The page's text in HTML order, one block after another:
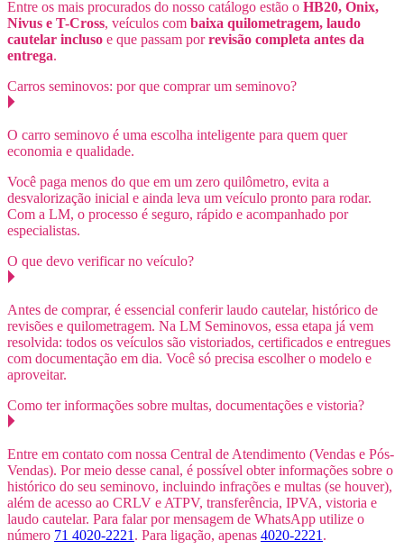
Entre os mais procurados do nosso catálogo estão o HB20, Onix,
Nivus e T-Cross, veículos com baixa quilometragem, laudo
cautelar incluso e que passam porrevisão completa antes da
entrega.
Carros seminovos: por que comprar um seminovo?
O carro seminovo é uma escolha inteligente para quem quer
economia e qualidade.
Você paga menos do que em um zero quilômetro, evita a
desvalorização inicial e ainda leva um veículo pronto para rodar.
Com a LM, o processo é seguro, rápido e acompanhado por
especialistas.
O que devo verificar no veículo?
Antes de comprar, é essencial conferir laudo cautelar, histórico de
revisões e quilometragem. Na LM Seminovos, essa etapa já vem
resolvida: todos os veículos são vistoriados, certificados e entregues
com documentação em dia. Você só precisa escolher o modelo e
aproveitar.
Como ter informações sobre multas, documentações e vistoria?
Entre em contato com nossa Central de Atendimento (Vendas e Pós-
Vendas). Por meio desse canal, é possível obter informações sobre o
histórico do seu seminovo, incluindo infrações e multas (se houver),
além de acesso ao CRLV e ATPV, transferência, IPVA, vistoria e
laudo cautelar. Para falar por mensagem de WhatsApp utilize o
número 71 4020-2221 . Para ligação, apenas 4020-2221 .